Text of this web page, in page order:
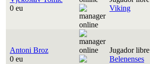
0 eu
Viking
Antoni Broz
0 eu
Jugador libre
Belenenses